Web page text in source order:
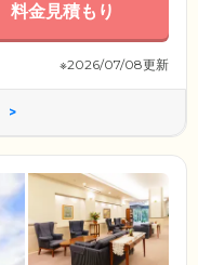
料金見積もり
※2026/07/08更新